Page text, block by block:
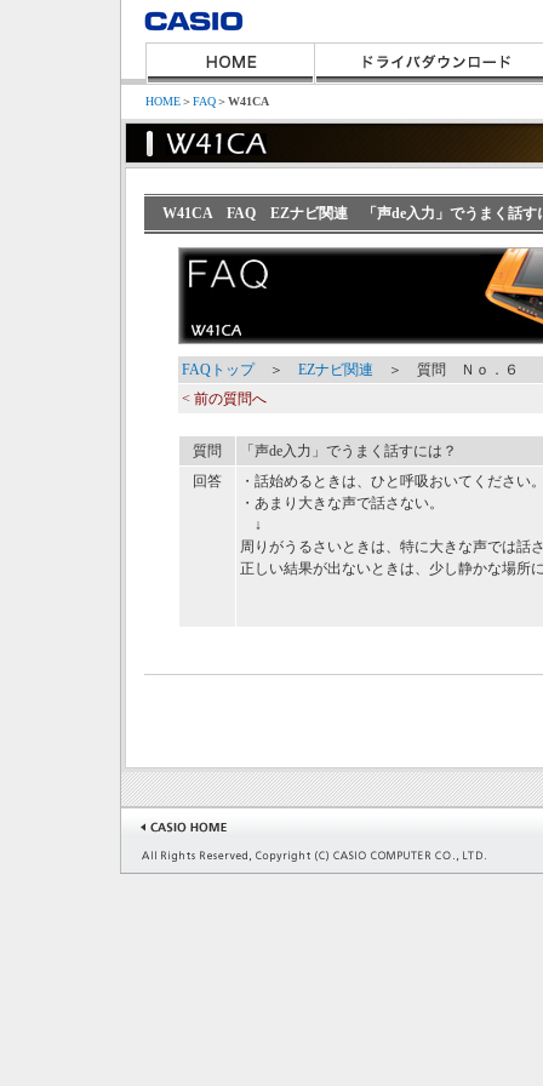
HOME＞FAQ＞W41CA
W41CA FAQ EZナビ関連 「声de入力」でうまく話す
FAQトップ＞ EZナビ関連 ＞ 質問 Ｎｏ．６
< 前の質問へ
質問
「声de入力」でうまく話すには？
回答
・話始めるときは、ひと呼吸おいてください
・あまり大きな声で話さない。
↓
周りがうるさいときは、特に大きな声では話
正しい結果が出ないときは、少し静かな場所